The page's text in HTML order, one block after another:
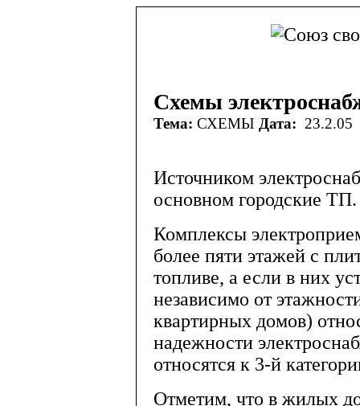
Схемы
Тема: СХЕМЫ Дата: 23.2.05
Источником
основном городские ТП.
Комплексы
более пяти этажей с
топливе, а если в них
независимо от
квартирных домов)
надежности
относятся к 3-й
Отметим, что в жилых